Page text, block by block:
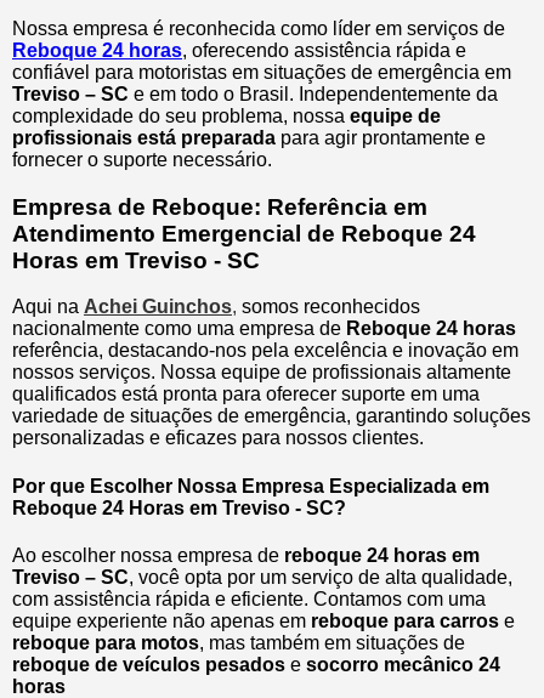
Nossa empresa é reconhecida como líder em serviços de
Reboque 24 horas, oferecendo assistência rápida e
confiável para motoristas em situações de emergência em
Treviso – SC e em todo o Brasil. Independentemente da
complexidade do seu problema, nossa equipe de
profissionais está preparada para agir prontamente e
fornecer o suporte necessário.
Empresa de Reboque: Referência em
Atendimento Emergencial de Reboque 24
Horas em Treviso - SC
Aqui na Achei Guinchos, somos reconhecidos
nacionalmente como uma empresa de Reboque 24 horas
referência, destacando-nos pela excelência e inovação em
nossos serviços. Nossa equipe de profissionais altamente
qualificados está pronta para oferecer suporte em uma
variedade de situações de emergência, garantindo soluções
personalizadas e eficazes para nossos clientes.
Por que Escolher Nossa Empresa Especializada em
Reboque 24 Horas em Treviso - SC?
Ao escolher nossa empresa de reboque 24 horas em
Treviso – SC, você opta por um serviço de alta qualidade,
com assistência rápida e eficiente. Contamos com uma
equipe experiente não apenas em reboque para carros e
reboque para motos, mas também em situações de
reboque de veículos pesados e socorro mecânico 24
horas